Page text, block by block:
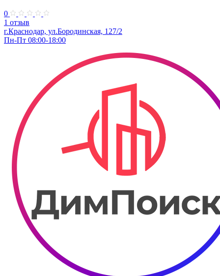
0
1 отзыв
г.Краснодар, ул.Бородинская, 127/2
Пн-Пт 08:00-18:00